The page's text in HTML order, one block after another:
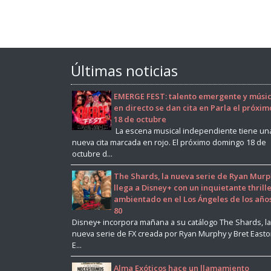
Últimas noticias
EMERGE FEST: talento emergente y
en directo se dan cita en Parla el
18 de octubre
La escena musical independiente tiene
nueva cita marcada en rojo. El próximo domingo 18 de
octubre d...
The Shards, la nueva serie de Ryan
llega a Disney+ con un inquietante
ambientado en el Los Ángeles de los
80
Disney+ incorpora mañana a su catálogo The Shards, la
nueva serie de FX creada por Ryan Murphy y Bret
E...
Alma Exóticos hace un llamamiento